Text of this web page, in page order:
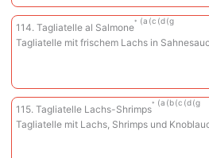
114. Tagliatelle al Salmone
a c d g
Tagliatelle mit frischem Lachs in
115. Tagliatelle Lachs-Shrimps
a b c d g
Tagliatelle mit Lachs, Shrimps und